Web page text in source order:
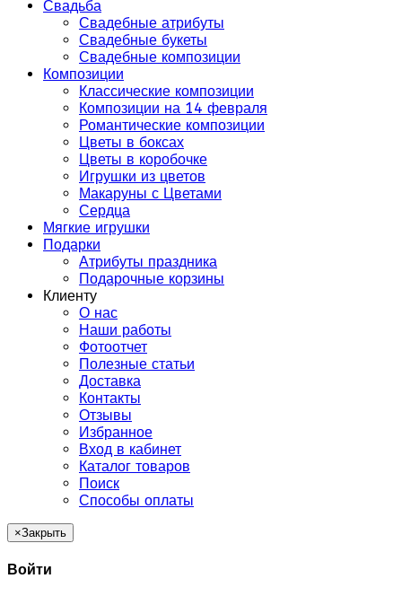
Свадьба
Свадебные атрибуты
Свадебные букеты
Свадебные композиции
Композиции
Классические композиции
Композиции на 14 февраля
Романтические композиции
Цветы в боксах
Цветы в коробочке
Игрушки из цветов
Макаруны с Цветами
Сердца
Мягкие игрушки
Подарки
Атрибуты праздника
Подарочные корзины
Клиенту
О нас
Наши работы
Фотоотчет
Полезные статьи
Доставка
Контакты
Отзывы
Избранное
Вход в кабинет
Каталог товаров
Поиск
Способы оплаты
×Закрыть
Войти